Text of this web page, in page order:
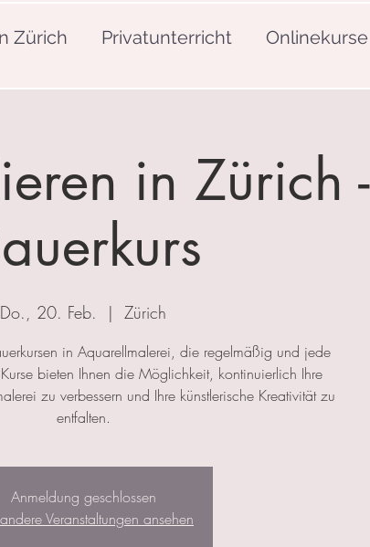
Zürich Privatunterricht Onlinekurse
in Zürich -
Do., 20. Feb.
  |
Zürich
in Aquarellmalerei, die regelmäßig und jede
bieten Ihnen die Möglichkeit, kontinuierlich Ihre
zu verbessern und Ihre künstlerische Kreativität zu
entfalten.
Anmeldung geschlossen
andere Veranstaltungen ansehen